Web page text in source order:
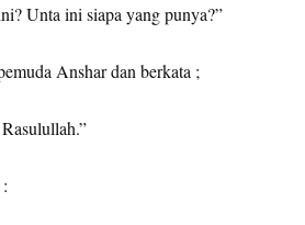
Unta ini siapa yang punya?”
Anshar dan berkata ;